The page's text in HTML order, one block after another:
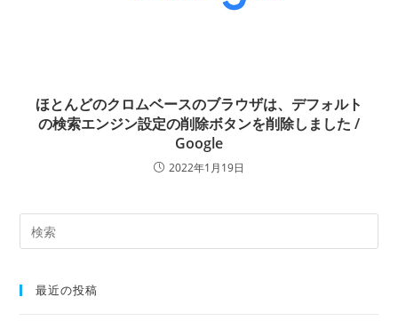
ほとんどのクロムベースのブラウザは、デフォルト
の検索エンジン設定の削除ボタンを削除しました /
Google
2022年1月19日
最近の投稿